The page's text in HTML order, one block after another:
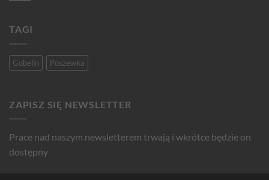
TAGI
Gobelin Poszewka
ZAPISZ SIĘ NEWSLETTER
Prace nad naszym newsletterem trwają i wkrótce będzie on
dostępny